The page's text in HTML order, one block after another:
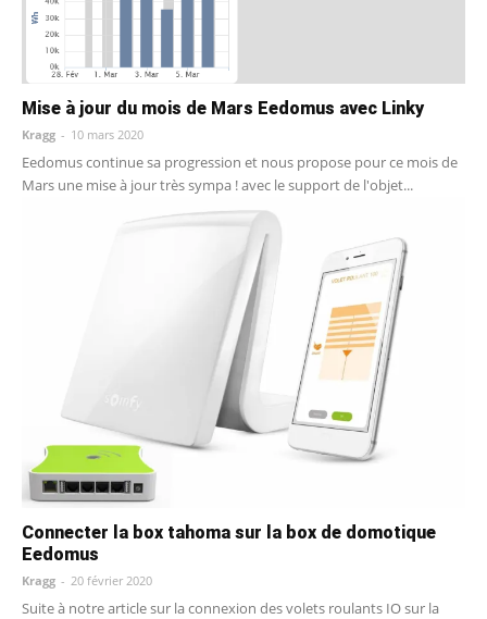
Mise à jour du mois de Mars Eedomus avec Linky
Kragg - 10 mars 2020
Eedomus continue sa progression et nous propose pour ce mois de
Mars une mise à jour très sympa ! avec le support de l'objet...
Connecter la box tahoma sur la box de domotique
Eedomus
Kragg - 20 février 2020
Suite à notre article sur la connexion des volets roulants IO sur la